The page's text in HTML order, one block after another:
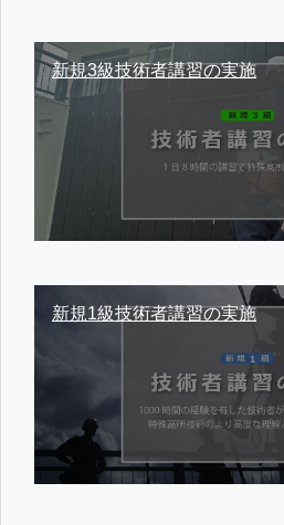
新規3級技術者講習の実施
新規1級技術者講習の実施